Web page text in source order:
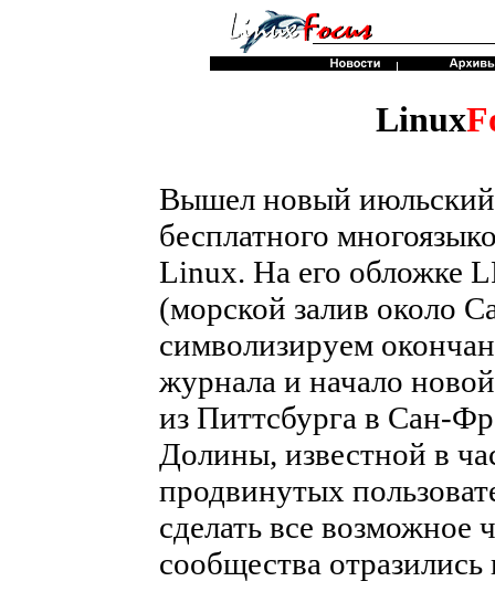
Linux
Вышел новый июльский
бесплатного
Linux. На его обложке
(морской залив около
символизируем
журнала и начало
из Питтсбурга в Сан-
Долины, известной в
продвинутых
сделать все возможное
сообщества